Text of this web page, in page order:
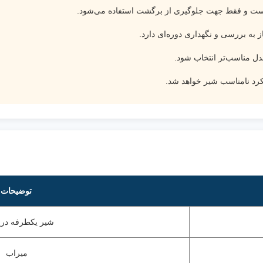
و فقط جهت جلوگیری از برگشت استفاده می‌شود.
به بررسی و نگهداری دوره‌ای دارد.
نامناسب شیر خواهد شد.
توضیحات
شیر یکطرفه
میراب